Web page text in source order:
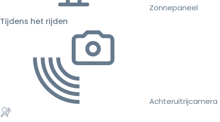
Zonnepaneel
Tijdens het rijden
Achteruitrijcamera